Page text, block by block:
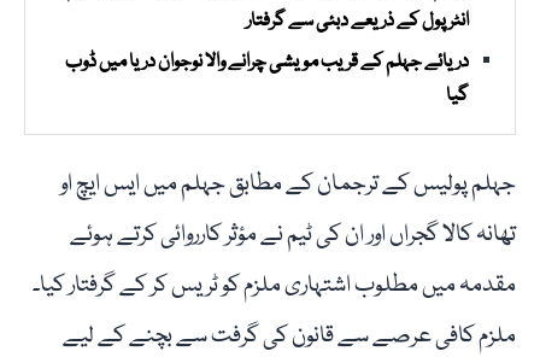
انٹرپول کے ذریعے دبئی سے گرفتار
دریائے جہلم کے قریب مویشی چرانے والا نوجوان دریا میں ڈوب
گیا
جہلم پولیس کے ترجمان کے مطابق جہلم میں ایس ایچ او
تھانہ کالا گجراں اور ان کی ٹیم نے مؤثر کارروائی کرتے ہوئے
مقدمہ میں مطلوب اشتہاری ملزم کو ٹریس کر کے گرفتار کیا۔
ملزم کافی عرصے سے قانون کی گرفت سے بچنے کے لیے